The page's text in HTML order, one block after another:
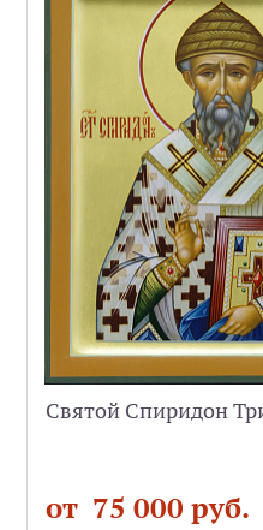
Святой Спиридон
от 75 000 руб.